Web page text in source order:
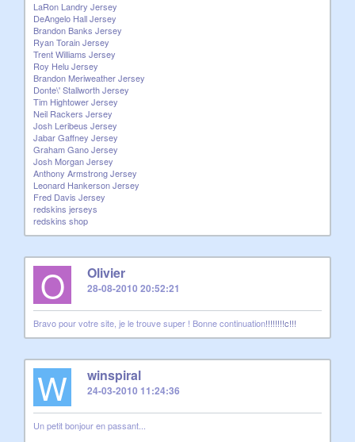
LaRon Landry Jersey
DeAngelo Hall Jersey
Brandon Banks Jersey
Ryan Torain Jersey
Trent Williams Jersey
Roy Helu Jersey
Brandon Meriweather Jersey
Donte\' Stallworth Jersey
Tim Hightower Jersey
Neil Rackers Jersey
Josh Leribeus Jersey
Jabar Gaffney Jersey
Graham Gano Jersey
Josh Morgan Jersey
Anthony Armstrong Jersey
Leonard Hankerson Jersey
Fred Davis Jersey
redskins jerseys
redskins shop
O Olivier
28-08-2010 20:52:21
Bravo pour votre site, je le trouve super ! Bonne continuation!!!!!!!!c!!!
W winspiral
24-03-2010 11:24:36
Un petit bonjour en passant...